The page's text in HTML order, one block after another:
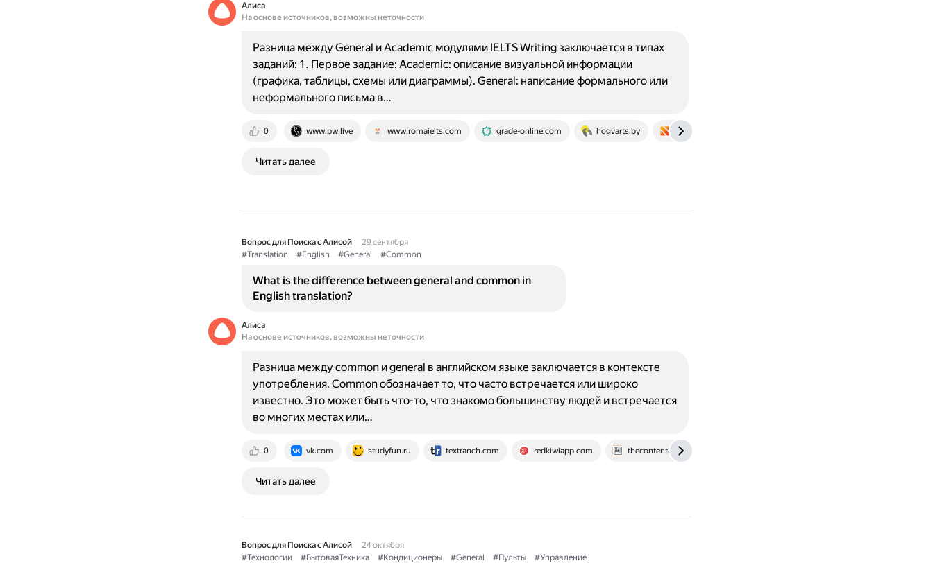
Алиса
На основе источников, возможны неточности
0 www.pw.live www.romaielts.com grade-online.com hogvarts.by www.ielts.net
Разница между General и Academic модулями IELTS Writing заключается в типах
заданий: 1. Первое задание: Academic: описание визуальной информации
(графика, таблицы, схемы или диаграммы). General: написание формального или
неформального письма в…
Читать далее
Вопрос для Поиска с Алисой
29 сентября
#Translation
#English #General #Common
What is the difference between general and common in
English translation?
Алиса
На основе источников, возможны неточности
0 vk.com studyfun.ru textranch.com redkiwiapp.com thecontentauthority.com
Разница между common и general в английском языке заключается в контексте
употребления. Common обозначает то, что часто встречается или широко
известно. Это может быть что-то, что знакомо большинству людей и встречается
во многих местах или…
Читать далее
Вопрос для Поиска с Алисой
24 октября
#Технологии
#БытоваяТехника #Кондиционеры #General #Пульты #Управление